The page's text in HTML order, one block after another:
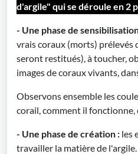
d'argile" qui se déroule en 2
- Une phase de
vrais coraux (morts) prélevés
seront restitués), à toucher,
images de coraux vivants,
Observons ensemble les
corail, comment il fonctionne,
- Une phase de création : les
travailler la matière de